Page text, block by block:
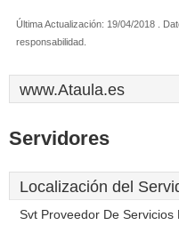
Última Actualización: 19/04/2018 .
responsabilidad.
www.Ataula.es
Servidores
Localización del
Svt Proveedor De Servicios